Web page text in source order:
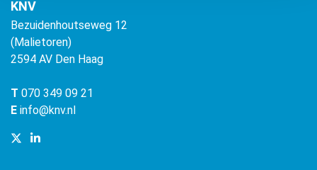
KNV
Bezuidenhoutseweg 12
(Malietoren)
2594 AV Den Haag
T 070 349 09 21
E info@knv.nl